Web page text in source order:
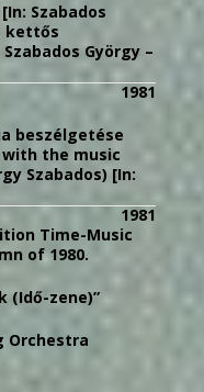
[In: Szabados
kettős
Szabados György –
1981
beszélgetése
the music
Szabados) [In:
1981
Time-Music
of 1980.
(Idő-zene)”
Orchestra